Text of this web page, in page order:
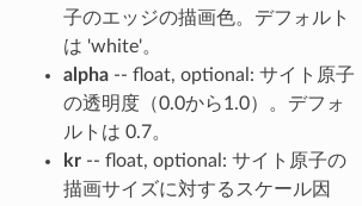
子のエッジの描画色。デフォルト
は 'white'。
alpha-- float, optional: サイト原子
の透明度（0.0から1.0）。デフォ
ルトは 0.7。
kr-- float, optional: サイト原子の
描画サイズに対するスケール因